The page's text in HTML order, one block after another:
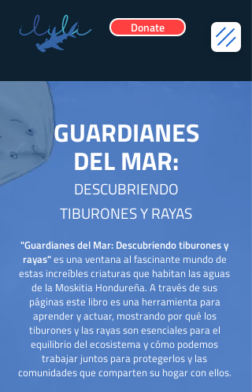
Donate
GUARDIANES
DEL MAR:
DESCUBRIENDO
TIBURONES Y RAYAS
"Guardianes del Mar: Descubriendo tiburones y
rayas"es una ventana al fascinante mundo de
estas increíbles criaturas que habitan las aguas
de la Moskitia Hondureña. A través de sus
páginas este libro es una herramienta para
aprender y actuar, mostrando por qué los
tiburones y las rayas son esenciales para el
equilibrio del ecosistema y cómo podemos
trabajar juntos para protegerlos y las
comunidades que comparten su hogar con ellos.